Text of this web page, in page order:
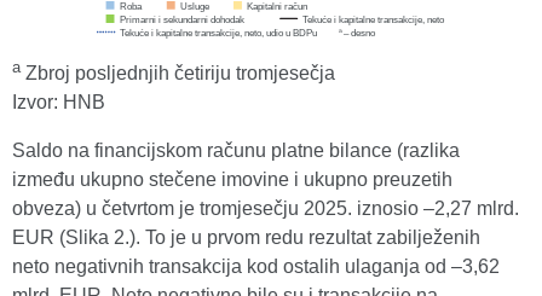
a Zbroj posljednjih četiriju tromjesečja
Izvor: HNB
Saldo na financijskom računu platne bilance (razlika
između ukupno stečene imovine i ukupno preuzetih
obveza) u četvrtom je tromjesečju 2025. iznosio –2,27 mlrd.
EUR (Slika 2.). To je u prvom redu rezultat zabilježenih
neto negativnih transakcija kod ostalih ulaganja od –3,62